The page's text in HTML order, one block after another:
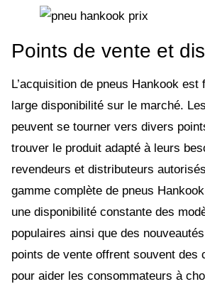
Points de vente et
L’acquisition de pneus Hankook
large disponibilité sur le marché.
peuvent se tourner vers divers
trouver le produit adapté à leurs
revendeurs et distributeurs
gamme complète de pneus
une disponibilité constante des
populaires ainsi que des
points de vente offrent souvent des
pour aider les consommateurs à